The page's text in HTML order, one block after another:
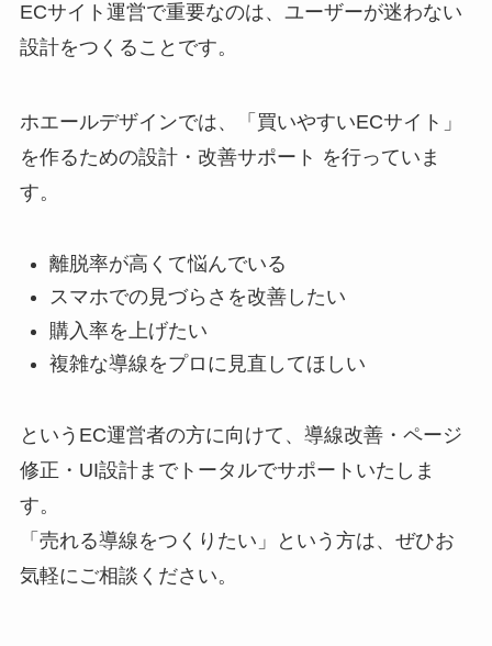
ECサイト運営で重要なのは、ユーザーが迷わない
設計をつくることです。
ホエールデザインでは、「買いやすいECサイト」
を作るための設計・改善サポート を行っていま
す。
離脱率が高くて悩んでいる
スマホでの見づらさを改善したい
購入率を上げたい
複雑な導線をプロに見直してほしい
というEC運営者の方に向けて、導線改善・ページ
修正・UI設計までトータルでサポートいたしま
す。
「売れる導線をつくりたい」という方は、ぜひお
気軽にご相談ください。